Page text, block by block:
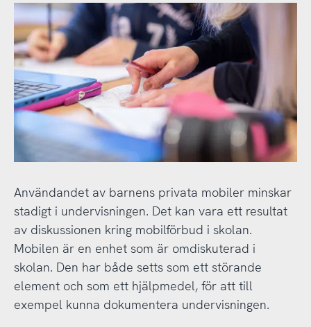
Användandet av barnens privata mobiler minskar
stadigt i undervisningen. Det kan vara ett resultat
av diskussionen kring mobilförbud i skolan.
Mobilen är en enhet som är omdiskuterad i
skolan. Den har både setts som ett störande
element och som ett hjälpmedel, för att till
exempel kunna dokumentera undervisningen.